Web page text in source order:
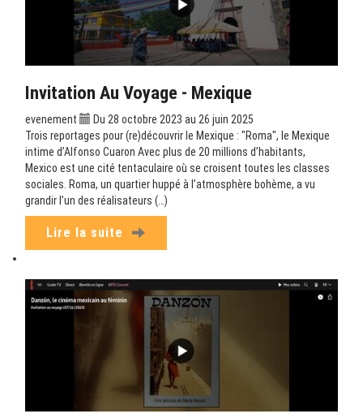
Invitation Au Voyage - Mexique
evenement
Du 28 octobre 2023 au 26 juin 2025
Trois reportages pour (re)découvrir le Mexique : "Roma", le Mexique
intime d’Alfonso Cuaron Avec plus de 20 millions d’habitants,
Mexico est une cité tentaculaire où se croisent toutes les classes
sociales. Roma, un quartier huppé à l’atmosphère bohème, a vu
grandir l’un des réalisateurs (…)
Lire la suite